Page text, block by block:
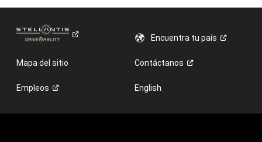
Encuentra tupaís
Mapa del sitio Contáctanos
Empleos English